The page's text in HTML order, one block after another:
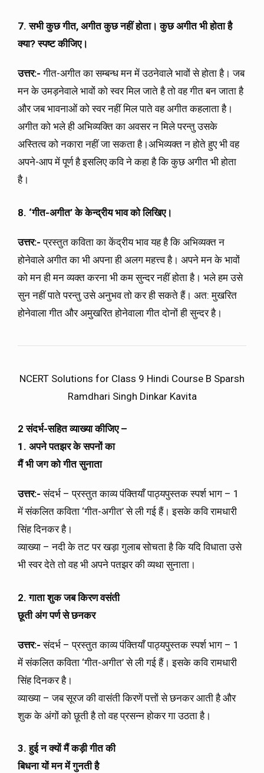
7. सभी कुछ गीत, अगीत कुछ नहीं होता। कुछ अगीत भी होता है
क्या? स्पष्ट कीजिए।
उत्तर:-गीत-अगीत का सम्बन्ध मन में उठनेवाले भावों से होता है। जब
मन के उमड़नेवाले भावों को स्वर मिल जाते है तो वह गीत बन जाता है
और जब भावनाओं को स्वर नहीं मिल पाते वह अगीत कहलाता है।
अगीत को भले ही अभिव्यक्ति का अवसर न मिले परन्तु उसके
अस्तित्व को नकारा नहीं जा सकता है।अभिव्यक्त न होते हुए भी वह
अपने-आप में पूर्ण है इसलिए कवि ने कहा है कि कुछ अगीत भी होता
है।
8. ‘गीत-अगीत’ के केन्द्रीय भाव को लिखिए।
उत्तर:-प्रस्तुत कविता का केंद्रीय भाव यह है कि अभिव्यक्त न
होनेवाले अगीत का भी अपना ही अलग महत्त्व है। अपने मन के भावों
को मन ही मन व्यक्त करना भी कम सुन्दर नहीं होता है। भले हम उसे
सुन नहीं पाते परन्तु उसे अनुभव तो कर ही सकते हैं। अत: मुखरित
होनेवाला गीत और अमुखरित होनेवाला गीत दोनों ही सुन्दर है।
NCERT Solutions for Class 9 Hindi Course B Sparsh
Ramdhari Singh Dinkar Kavita
2 संदर्भ-सहित व्याख्या कीजिए –
1. अपने पतझर के सपनों का
मैं भी जग को गीत सुनाता
उत्तर:-संदर्भ – प्रस्तुत काव्य पंक्तियाँ पाठ्यपुस्तक स्पर्श भाग – 1
में संकलित कविता ‘गीत-अगीत’ से ली गई हैं। इसके कवि रामधारी
सिंह दिनकर है।
व्याख्या – नदी के तट पर खड़ा गुलाब सोचता है कि यदि विधाता उसे
भी स्वर देते तो वह भी अपने पतझर की व्यथा सुनाता।
2. गाता शुक जब किरण वसंती
छूती अंग पर्ण से छनकर
उत्तर:-संदर्भ – प्रस्तुत काव्य पंक्तियाँ पाठ्यपुस्तक स्पर्श भाग – 1
में संकलित कविता ‘गीत-अगीत’ से ली गई हैं। इसके कवि रामधारी
सिंह दिनकर है।
व्याख्या – जब सूरज की वासंती किरणें पत्तों से छनकर आती है और
शुक के अंगों को छूती है तो वह प्रसन्न होकर गा उठता है।
3. हुई न क्यों मैं कड़ी गीत की
बिधना यों मन में गुनती है